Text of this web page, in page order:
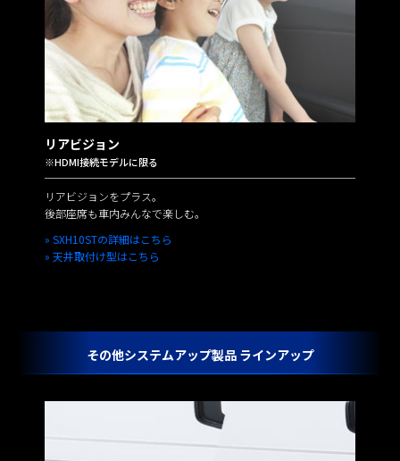
リアビジョン
※HDMI接続モデルに限る
リアビジョンをプラス。
後部座席も車内みんなで楽しむ。
» SXH10STの詳細はこちら
» 天井取付け型はこちら
その他システムアップ製品 ラインアップ